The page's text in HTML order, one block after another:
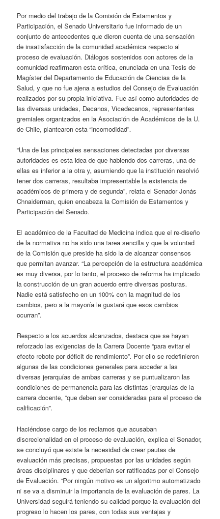
Por medio del trabajo de la Comisión de Estamentos y
Participación, el Senado Universitario fue informado de un
conjunto de antecedentes que dieron cuenta de una sensación
de insatisfacción de la comunidad académica respecto al
proceso de evaluación. Diálogos sostenidos con actores de la
comunidad reafirmaron esta crítica, enunciada en una Tesis de
Magíster del Departamento de Educación de Ciencias de la
Salud, y que no fue ajena a estudios del Consejo de Evaluación
realizados por su propia iniciativa. Fue así como autoridades de
las diversas unidades, Decanos, Vicedecanos, representantes
gremiales organizados en la Asociación de Académicos de la U.
de Chile, plantearon esta “incomodidad”.
“Una de las principales sensaciones detectadas por diversas
autoridades es esta idea de que habiendo dos carreras, una de
ellas es inferior a la otra y, asumiendo que la institución resolvió
tener dos carreras, resultaba impresentable la existencia de
académicos de primera y de segunda”, relata el Senador Jonás
Chnaiderman, quien encabeza la Comisión de Estamentos y
Participación del Senado.
El académico de la Facultad de Medicina indica que el re-diseño
de la normativa no ha sido una tarea sencilla y que la voluntad
de la Comisión que preside ha sido la de alcanzar consensos
que permitan avanzar. “La percepción de la estructura académica
es muy diversa, por lo tanto, el proceso de reforma ha implicado
la construcción de un gran acuerdo entre diversas posturas.
Nadie está satisfecho en un 100% con la magnitud de los
cambios, pero a la mayoría le gustará que esos cambios
ocurran”.
Respecto a los acuerdos alcanzados, destaca que se hayan
reforzado las exigencias de la Carrera Docente “para evitar el
efecto rebote por déficit de rendimiento”. Por ello se redefinieron
algunas de las condiciones generales para acceder a las
diversas jerarquías de ambas carreras y se puntualizaron las
condiciones de permanencia para las distintas jerarquías de la
carrera docente, “que deben ser consideradas para el proceso de
calificación”.
Haciéndose cargo de los reclamos que acusaban
discrecionalidad en el proceso de evaluación, explica el Senador,
se concluyó que existe la necesidad de crear pautas de
evaluación más precisas, propuestas por las unidades según
áreas disciplinares y que deberían ser ratificadas por el Consejo
de Evaluación. “Por ningún motivo es un algoritmo automatizado
ni se va a disminuir la importancia de la evaluación de pares. La
Universidad seguirá teniendo su calidad porque la evaluación del
progreso lo hacen los pares, con todas sus ventajas y